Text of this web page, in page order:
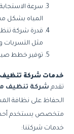
سرعة
المياه بشكل
قدرة شركة
مثل التسربات
توفير خطط
خدمات شركة تنظيف
تقدم شركة تنظيف
الحفاظ على نظافة
متخصص يستخدم أحدث
خدمات شركتنا: